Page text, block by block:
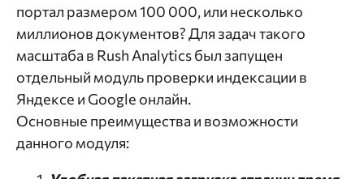
портал размером 100 000, или несколько
миллионов документов? Для задач такого
масштаба в Rush Analytics был запущен
отдельный модуль проверки индексации в
Яндексе и Google онлайн.
Основные преимущества и возможности
данного модуля: